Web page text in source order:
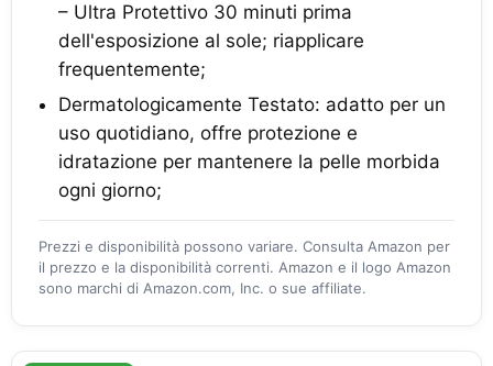
– Ultra Protettivo 30 minuti prima
dell'esposizione al sole; riapplicare
frequentemente;
Dermatologicamente Testato: adatto per un
uso quotidiano, offre protezione e
idratazione per mantenere la pelle morbida
ogni giorno;
Prezzi e disponibilità possono variare. Consulta Amazon per
il prezzo e la disponibilità correnti. Amazon e il logo Amazon
sono marchi di Amazon.com, Inc. o sue affiliate.